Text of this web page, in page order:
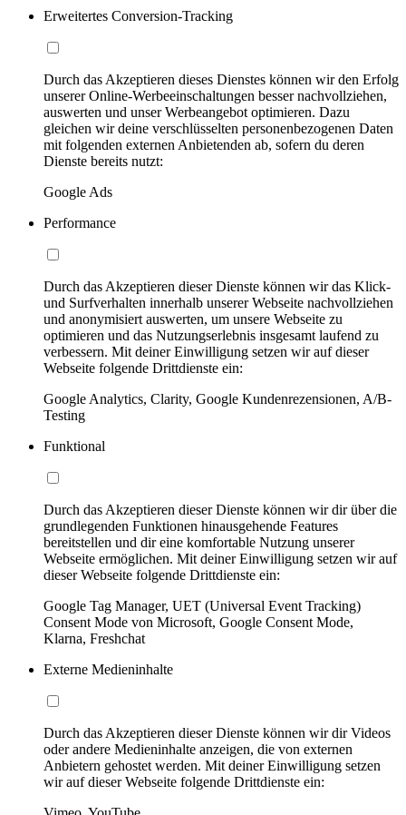
Erweitertes Conversion-Tracking
Durch das Akzeptieren dieses Dienstes können wir den Erfolg
unserer Online-Werbeeinschaltungen besser nachvollziehen,
auswerten und unser Werbeangebot optimieren. Dazu
gleichen wir deine verschlüsselten personenbezogenen Daten
mit folgenden externen Anbietenden ab, sofern du deren
Dienste bereits nutzt:
Google Ads
Performance
Durch das Akzeptieren dieser Dienste können wir das Klick-
und Surfverhalten innerhalb unserer Webseite nachvollziehen
und anonymisiert auswerten, um unsere Webseite zu
optimieren und das Nutzungserlebnis insgesamt laufend zu
verbessern. Mit deiner Einwilligung setzen wir auf dieser
Webseite folgende Drittdienste ein:
Google Analytics, Clarity, Google Kundenrezensionen, A/B-
Testing
Funktional
Durch das Akzeptieren dieser Dienste können wir dir über die
grundlegenden Funktionen hinausgehende Features
bereitstellen und dir eine komfortable Nutzung unserer
Webseite ermöglichen. Mit deiner Einwilligung setzen wir auf
dieser Webseite folgende Drittdienste ein:
Google Tag Manager, UET (Universal Event Tracking)
Consent Mode von Microsoft, Google Consent Mode,
Klarna, Freshchat
Externe Medieninhalte
Durch das Akzeptieren dieser Dienste können wir dir Videos
oder andere Medieninhalte anzeigen, die von externen
Anbietern gehostet werden. Mit deiner Einwilligung setzen
wir auf dieser Webseite folgende Drittdienste ein: